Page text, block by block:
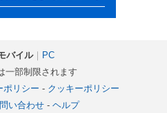
バイル｜ PC
一部制限されます
ポリシー - クッキーポリシー
い合わせ- ヘルプ